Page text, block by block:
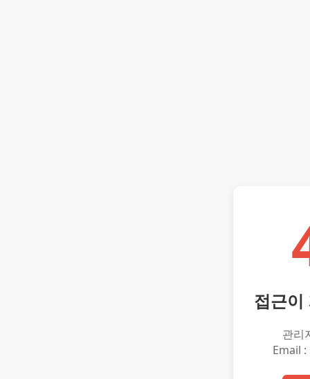
접근이
관리
Email